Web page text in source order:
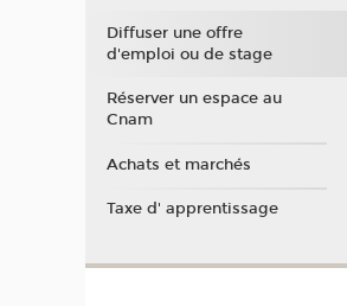
Diffuser une offre
d'emploi ou de stage
Réserver un espace au
Cnam
Achats et marchés
Taxe d' apprentissage